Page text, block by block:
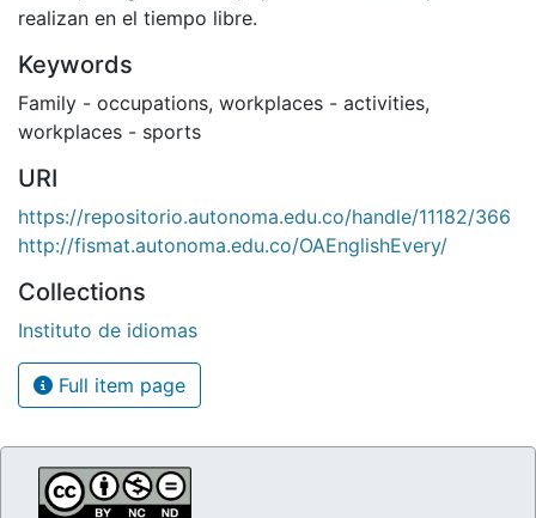
realizan en el tiempo libre.
Keywords
Family - occupations, workplaces - activities,
workplaces - sports
URI
https://repositorio.autonoma.edu.co/handle/11182/366
http://fismat.autonoma.edu.co/OAEnglishEvery/
Collections
Instituto de idiomas
Full item page